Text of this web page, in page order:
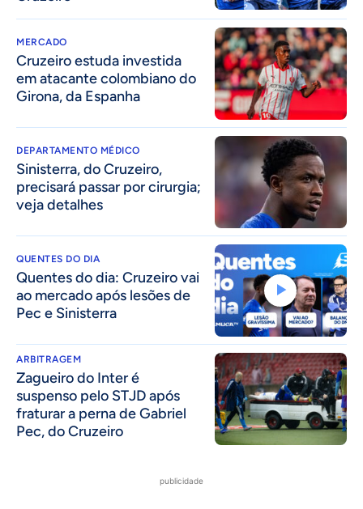
MERCADO
Cruzeiro estuda investida
em atacante colombiano do
Girona, da Espanha
DEPARTAMENTO MÉDICO
Sinisterra, do Cruzeiro,
precisará passar por cirurgia;
veja detalhes
QUENTES DO DIA
Quentes do dia: Cruzeiro vai
ao mercado após lesões de
Pec e Sinisterra
ARBITRAGEM
Zagueiro do Inter é
suspenso pelo STJD após
fraturar a perna de Gabriel
Pec, do Cruzeiro
publicidade